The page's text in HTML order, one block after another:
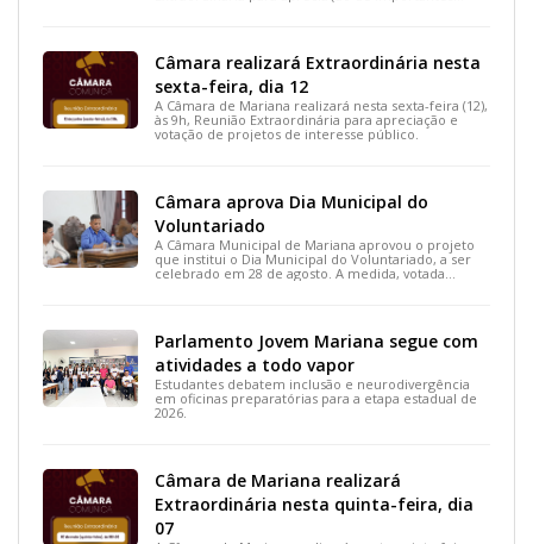
Câmara realizará Extraordinária nesta
sexta-feira, dia 12
A Câmara de Mariana realizará nesta sexta-feira (12),
às 9h, Reunião Extraordinária para apreciação e
votação de projetos de interesse público.
Câmara aprova Dia Municipal do
Voluntariado
A Câmara Municipal de Mariana aprovou o projeto
que institui o Dia Municipal do Voluntariado, a ser
celebrado em 28 de agosto. A medida, votada
Parlamento Jovem Mariana segue com
atividades a todo vapor
Estudantes debatem inclusão e neurodivergência
em oficinas preparatórias para a etapa estadual de
2026.
Câmara de Mariana realizará
Extraordinária nesta quinta-feira, dia
07